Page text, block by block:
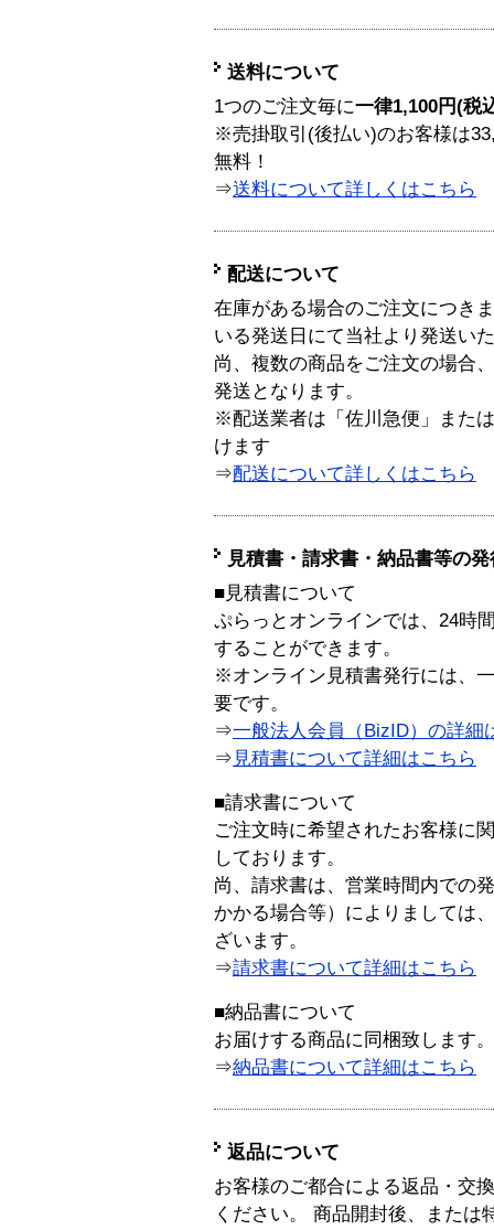
送料について
1つのご注文毎に一律1,100円(税
※売掛取引(後払い)のお客様は
無料！
⇒送料について詳しくはこちら
配送について
在庫がある場合のご注文につき
いる発送日にて当社より発送い
尚、複数の商品をご注文の場合
発送となります。
※配送業者は「佐川急便」また
けます
⇒配送について詳しくはこちら
見積書・請求書・納品書等の
■見積書について
ぷらっとオンラインでは、24時
することができます。
※オンライン見積書発行には、
要です。
⇒一般法人会員（BizID）の詳細
⇒ 見積書について詳細はこちら
■請求書について
ご注文時に希望されたお客様に
しております。
尚、請求書は、営業時間内での
かかる場合等）によりましては
ざいます。
⇒請求書について詳細はこちら
■納品書について
お届けする商品に同梱致します。
⇒納品書について詳細はこちら
返品について
お客様のご都合による返品・交
ください。 商品開封後、または